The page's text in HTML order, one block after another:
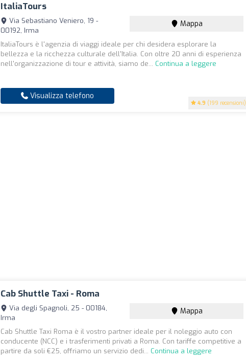
ItaliaTours
4.9 (199 recensioni)
Via Sebastiano Veniero, 19 -
00192, Irma
Mappa
ItaliaTours è l'agenzia di viaggi ideale per chi desidera esplorare la
bellezza e la ricchezza culturale dell'Italia. Con oltre 20 anni di esperienza
nell'organizzazione di tour e attività, siamo de... Continua a leggere
Visualizza telefono
Cab Shuttle Taxi - Roma
Via degli Spagnoli, 25 - 00184,
Irma
Mappa
Cab Shuttle Taxi Roma è il vostro partner ideale per il noleggio auto con
conducente (NCC) e i trasferimenti privati a Roma. Con tariffe competitive a
partire da soli €25, offriamo un servizio dedi... Continua a leggere